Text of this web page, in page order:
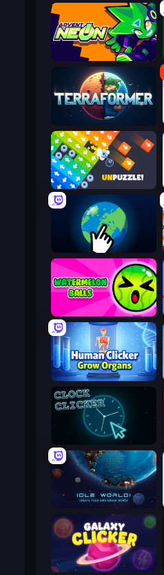
Advent NEON
Planetary Terraformer
Planet Clicker 2
Watermelon Balls
Human Clicker: Grow Organs
Clock Clicker
Idle World
Galaxy Clicker